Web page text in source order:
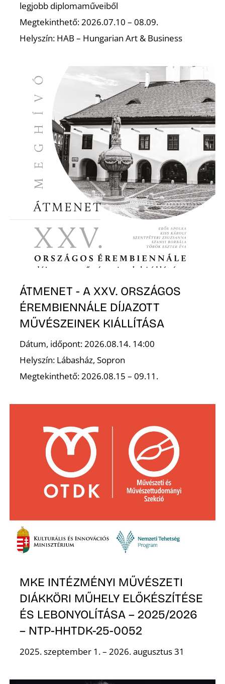
legjobb diplomaműveiből
Megtekinthető: 2026.07.10 – 08.09.
Helyszín: HAB – Hungarian Art & Business
ÁTMENET - A XXV. ORSZÁGOS
ÉREMBIENNÁLE DÍJAZOTT
MŰVÉSZEINEK KIÁLLÍTÁSA
Dátum, időpont: 2026.08.14. 14:00
Helyszín: Lábasház, Sopron
Megtekinthető: 2026.08.15 – 09.11.
MKE INTÉZMÉNYI MŰVÉSZETI
DIÁKKÖRI MŰHELY ELŐKÉSZÍTÉSE
ÉS LEBONYOLÍTÁSA – 2025/2026
– NTP-HHTDK-25-0052
2025. szeptember 1. – 2026. augusztus 31